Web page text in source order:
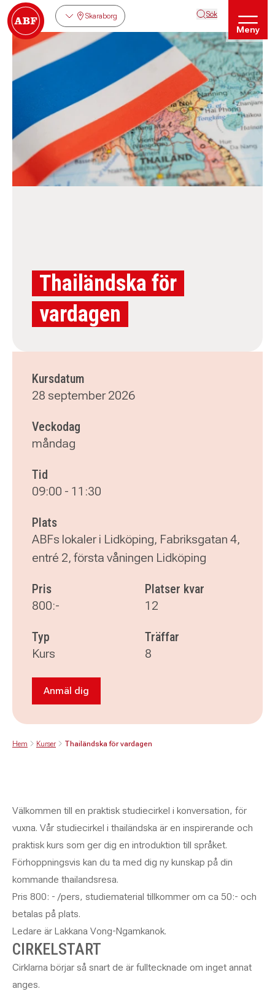
Skaraborg Sök
Meny
Thailändska för
vardagen
Kursdatum
28 september 2026
Veckodag
måndag
Tid
09:00 - 11:30
Plats
ABFs lokaler i Lidköping, Fabriksgatan 4,
entré 2, första våningen Lidköping
Pris
800:-
Platser kvar
12
Typ
Kurs
Träffar
8
Anmäl dig till Thailändska för vardagen
Anmäl dig
Hem Kurser Thailändska för vardagen
Välkommen till en praktisk studiecirkel i konversation, för
vuxna. Vår studiecirkel i thailändska är en inspirerande och
praktisk kurs som ger dig en introduktion till språket.
Förhoppningsvis kan du ta med dig ny kunskap på din
kommande thailandsresa.
Pris 800: - /pers, studiematerial tillkommer om ca 50:- och
betalas på plats.
Ledare är Lakkana Vong-Ngamkanok.
CIRKELSTART
Cirklarna börjar så snart de är fulltecknade om inget annat
anges.